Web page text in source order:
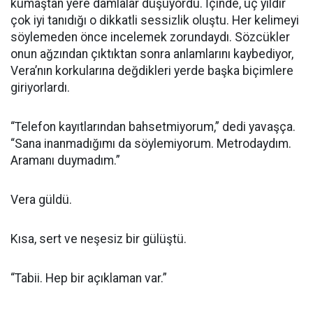
kumaştan yere damlalar düşüyordu. İçinde, üç yıldır
çok iyi tanıdığı o dikkatli sessizlik oluştu. Her kelimeyi
söylemeden önce incelemek zorundaydı. Sözcükler
onun ağzından çıktıktan sonra anlamlarını kaybediyor,
Vera’nın korkularına değdikleri yerde başka biçimlere
giriyorlardı.
“Telefon kayıtlarından bahsetmiyorum,” dedi yavaşça.
“Sana inanmadığımı da söylemiyorum. Metrodaydım.
Aramanı duymadım.”
Vera güldü.
Kısa, sert ve neşesiz bir gülüştü.
“Tabii. Hep bir açıklaman var.”